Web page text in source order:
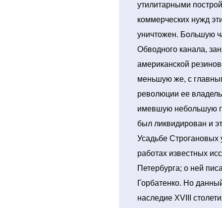
утилитарными
коммерческих нужд
уничтожен. Большую
Обводного канала,
американской
меньшую же, с
революции ее
имевшую небольшую
был ликвидирован и
Усадьбе Строгановых
работах известных
Петербурга; о ней
Горбатенко. Но
наследие XVIII